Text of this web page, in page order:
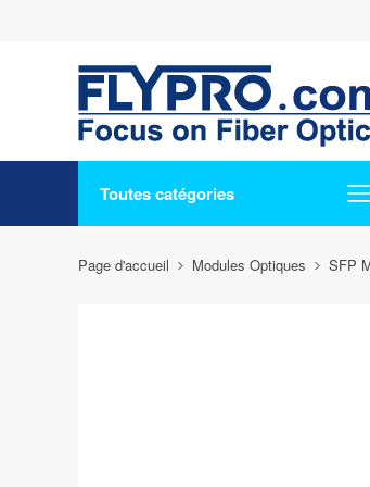
Toutes catégories
Page d'accueil Modules Optiques SFP